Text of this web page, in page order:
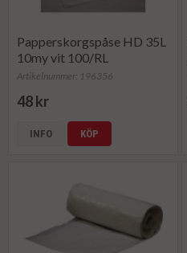
Papperskorgspåse HD 35L
10my vit 100/RL
Artikelnummer: 196356
48 kr
INFO KÖP